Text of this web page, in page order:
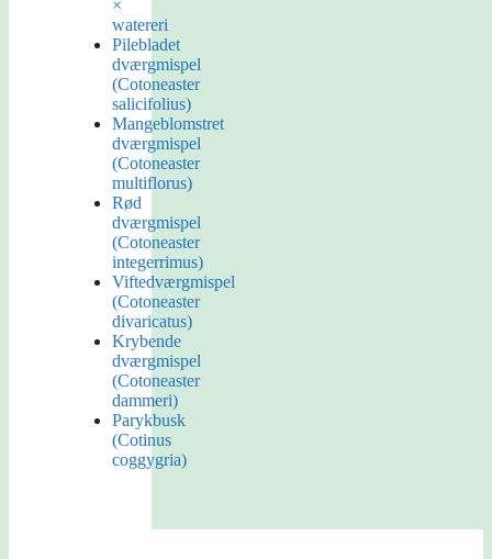
×
watereri
Pilebladet
dværgmispel
(Cotoneaster
salicifolius)
Mangeblomstret
dværgmispel
(Cotoneaster
multiflorus)
Rød
dværgmispel
(Cotoneaster
integerrimus)
Viftedværgmispel
(Cotoneaster
divaricatus)
Krybende
dværgmispel
(Cotoneaster
dammeri)
Parykbusk
(Cotinus
coggygria)